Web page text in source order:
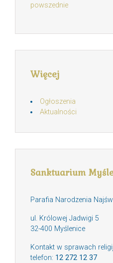
powszednie
Więcej
Ogłoszenia
Aktualności
Sanktuarium
Parafia Narodzenia
ul. Królowej Jadwigi 5
32-400 Myślenice
Kontakt w sprawach
telefon: 12 272 12 37